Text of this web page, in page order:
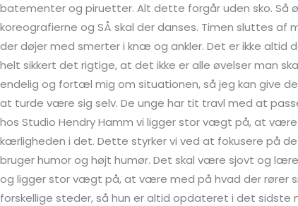
batementer og piruetter. Alt dette forgår uden sko. Så
koreografierne og SÅ skal der danses. Timen sluttes af
der døjer med smerter i knæ og ankler. Det er ikke altid
helt sikkert det rigtige, at det ikke er alle øvelser man
endelig og fortæl mig om situationen, så jeg kan give
at turde være sig selv. De unge har tit travl med at
hos Studio Hendry Hamm vi ligger stor vægt på, at
kærligheden i det. Dette styrker vi ved at fokusere på
bruger humor og højt humør. Det skal være sjovt og
og ligger stor vægt på, at være med på hvad der rører
forskellige steder, så hun er altid opdateret i det sidste